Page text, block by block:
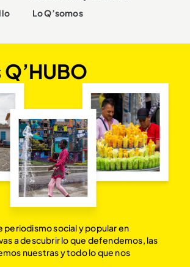
Lo Q’somos
periodismo social y popular en
a descubrir lo que defendemos, las
nuestras y todo lo que nos